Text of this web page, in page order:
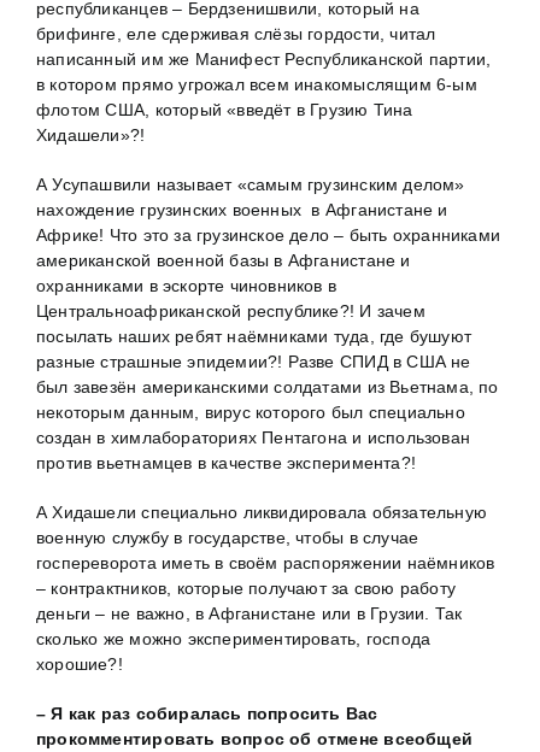
республиканцев – Бердзенишвили, который на
брифинге, еле сдерживая слёзы гордости, читал
написанный им же Манифест Республиканской партии,
в котором прямо угрожал всем инакомыслящим 6-ым
флотом США, который «введёт в Грузию Тина
Хидашели»?!
А Усупашвили называет «самым грузинским делом»
нахождение грузинских военных в Афганистане и
Африке! Что это за грузинское дело – быть охранниками
американской военной базы в Афганистане и
охранниками в эскорте чиновников в
Центральноафриканской республике?! И зачем
посылать наших ребят наёмниками туда, где бушуют
разные страшные эпидемии?! Разве СПИД в США не
был завезён американскими солдатами из Вьетнама, по
некоторым данным, вирус которого был специально
создан в химлабораториях Пентагона и использован
против вьетнамцев в качестве эксперимента?!
А Хидашели специально ликвидировала обязательную
военную службу в государстве, чтобы в случае
госпереворота иметь в своём распоряжении наёмников
– контрактников, которые получают за свою работу
деньги – не важно, в Афганистане или в Грузии. Так
сколько же можно экспериментировать, господа
хорошие?!
– Я как раз собиралась попросить Вас
прокомментировать вопрос об отмене всеобщей